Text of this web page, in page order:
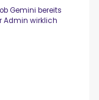
Gemini bereits
Admin wirklich